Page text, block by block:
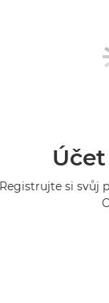
Registrujte si svůj